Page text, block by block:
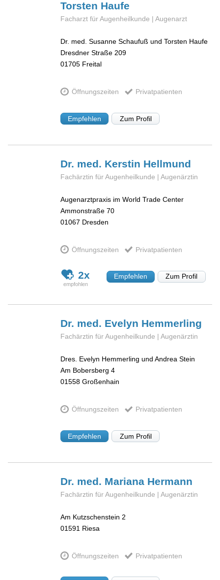
Torsten Haufe
Facharzt für Augenheilkunde | Augenarzt
Dr. med. Susanne Schaufuß und Torsten Haufe
Dresdner Straße 209
01705 Freital
Öffnungszeiten Privatpatienten
Empfehlen Zum Profil
Dr. med. Kerstin Hellmund
Fachärztin für Augenheilkunde | Augenärztin
Augenarztpraxis im World Trade Center
Ammonstraße 70
01067 Dresden
Öffnungszeiten Privatpatienten
2x Empfehlen Zum Profil
Dr. med. Evelyn Hemmerling
Fachärztin für Augenheilkunde | Augenärztin
Dres. Evelyn Hemmerling und Andrea Stein
Am Bobersberg 4
01558 Großenhain
Öffnungszeiten Privatpatienten
Empfehlen Zum Profil
Dr. med. Mariana Hermann
Fachärztin für Augenheilkunde | Augenärztin
Am Kutzschenstein 2
01591 Riesa
Öffnungszeiten Privatpatienten